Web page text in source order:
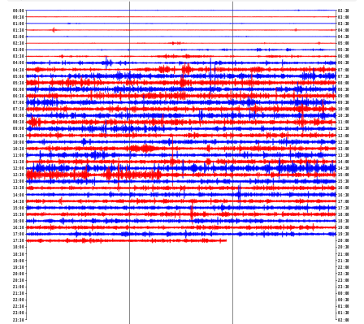
00:00
00:30
01:00
01:30
02:00
02:30
03:00
03:30
04:00
04:30
05:00
05:30
06:00
06:30
07:00
07:30
08:00
08:30
09:00
09:30
10:00
10:30
11:00
11:30
12:00
12:30
13:00
13:30
14:00
14:30
15:00
15:30
16:00
16:30
17:00
17:30
18:00
18:30
19:00
19:30
20:00
20:30
21:00
21:30
22:00
22:30
23:00
23:30
02:30
03:00
03:30
04:00
04:30
05:00
05:30
06:00
06:30
07:00
07:30
08:00
08:30
09:00
09:30
10:00
10:30
11:00
11:30
12:00
12:30
13:00
13:30
14:00
14:30
15:00
15:30
16:00
16:30
17:00
17:30
18:00
18:30
19:00
19:30
20:00
20:30
21:00
21:30
22:00
22:30
23:00
23:30
00:00
00:30
01:00
01:30
02:00